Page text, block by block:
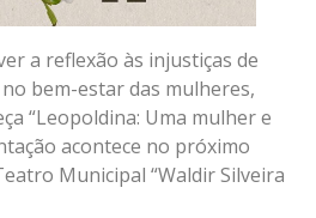
a reflexão às injustiças de
bem-estar das mulheres,
“Leopoldina: Uma mulher e
acontece no próximo
Municipal “Waldir Silveira